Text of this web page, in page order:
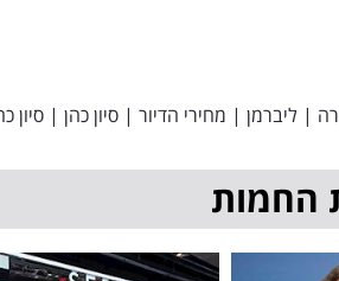
| ליברמן | מחירי הדיור | סיון כהן | סיון
החמות